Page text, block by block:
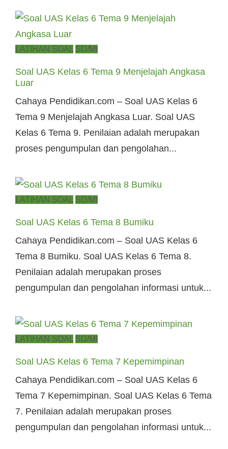
Posted
LATIHAN SOAL SD/MI
Soal UAS Kelas 6 Tema 9 Menjelajah Angkasa
Luar
Cahaya Pendidikan.com – Soal UAS Kelas 6
Tema 9 Menjelajah Angkasa Luar. Soal UAS
Kelas 6 Tema 9. Penilaian adalah merupakan
proses pengumpulan dan pengolahan...
Posted
LATIHAN SOAL SD/MI
Soal UAS Kelas 6 Tema 8 Bumiku
Cahaya Pendidikan.com – Soal UAS Kelas 6
Tema 8 Bumiku. Soal UAS Kelas 6 Tema 8.
Penilaian adalah merupakan proses
pengumpulan dan pengolahan informasi untuk...
Posted
LATIHAN SOAL SD/MI
Soal UAS Kelas 6 Tema 7 Kepemimpinan
Cahaya Pendidikan.com – Soal UAS Kelas 6
Tema 7 Kepemimpinan. Soal UAS Kelas 6 Tema
7. Penilaian adalah merupakan proses
pengumpulan dan pengolahan informasi untuk...